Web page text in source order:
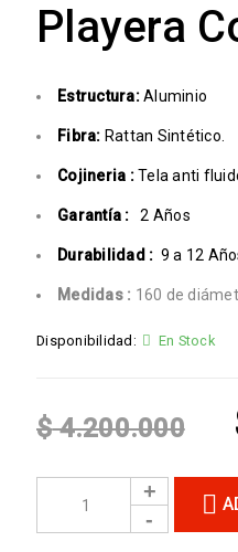
Playera
Estructura:Aluminio
Fibra: Rattan Sintético.
Cojineria :Tela anti
Garantía :2 Años
Durabilidad : 9 a 12
Medidas : 160 de
Disponibilidad: En Stock
$4.200.000